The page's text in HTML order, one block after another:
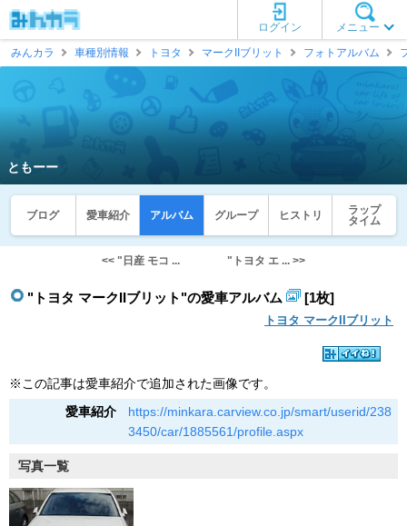
メニュー
ログイン
みんカラ
車種別情報 トヨタ マークIIブリット フォトアルバム
ともーー
ブログ 愛車紹介 アルバム グループ ヒストリ
ラップ
タイム
<< "日産 モコ ... "トヨタ エ ... >>
"トヨタ マークIIブリット"の愛車アルバム [1枚]
トヨタ マークIIブリット
※この記事は愛車紹介で追加された画像です。
愛車紹介
https://minkara.carview.co.jp/smart/userid/238
3450/car/1885561/profile.aspx
写真一覧